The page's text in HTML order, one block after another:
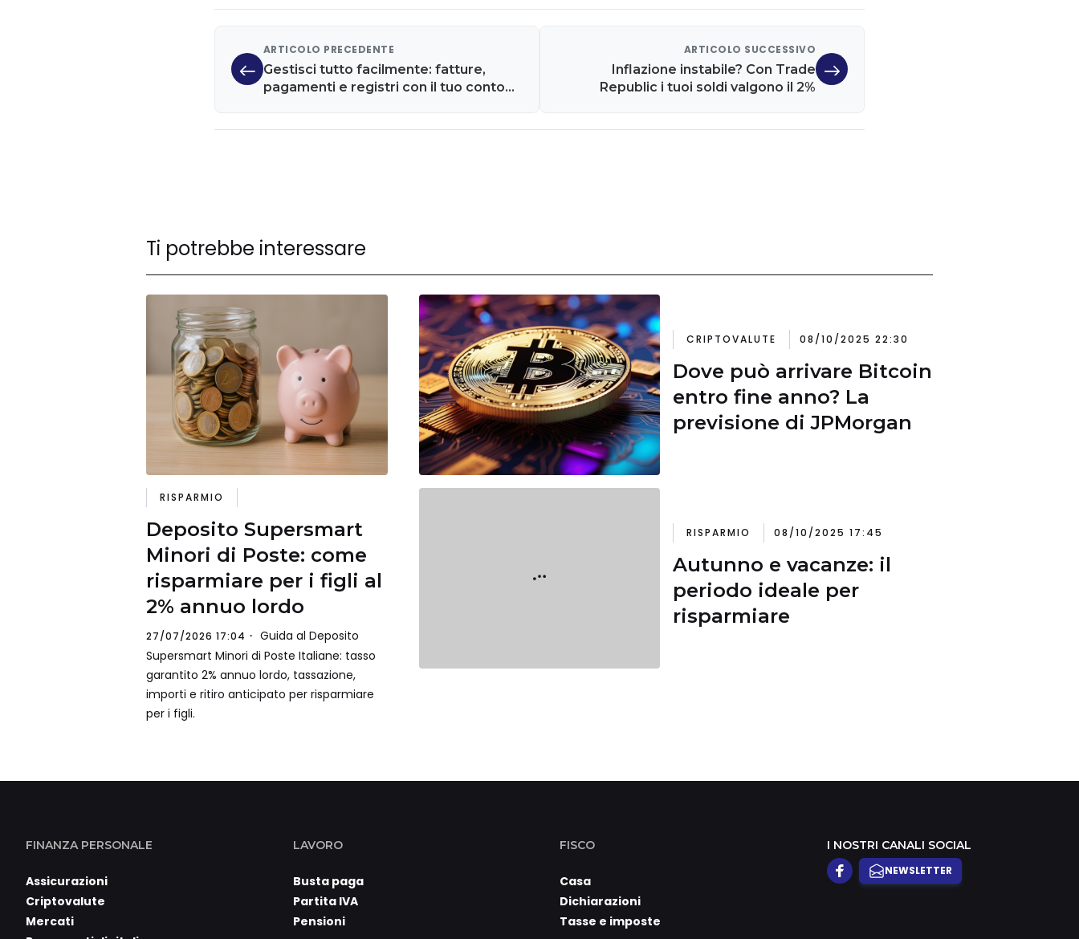
ARTICOLO PRECEDENTE
Gestisci tutto facilmente: fatture,
pagamenti e registri con il tuo conto
ARTICOLO SUCCESSIVO
Inflazione instabile? Con Trade
Republic i tuoi soldi valgono il 2%
Ti potrebbe interessare
RISPARMIO
Deposito Supersmart
Minori di Poste: come
risparmiare per i figli al
2% annuo lordo
27/07/2026 17:04
Guida al Deposito
Supersmart Minori di Poste Italiane: tasso
garantito 2% annuo lordo, tassazione,
importi e ritiro anticipato per risparmiare
per i figli.
CRIPTOVALUTE 08/10/2025 22:30
Dove può arrivare Bitcoin
entro fine anno? La
previsione di JPMorgan
RISPARMIO 08/10/2025 17:45
Autunno e vacanze: il
periodo ideale per
risparmiare
FINANZA PERSONALE
Assicurazioni
Criptovalute
Mercati
LAVORO
Busta paga
Partita IVA
Pensioni
FISCO
Casa
Dichiarazioni
Tasse e imposte
I NOSTRI CANALI SOCIAL
NEWSLETTER